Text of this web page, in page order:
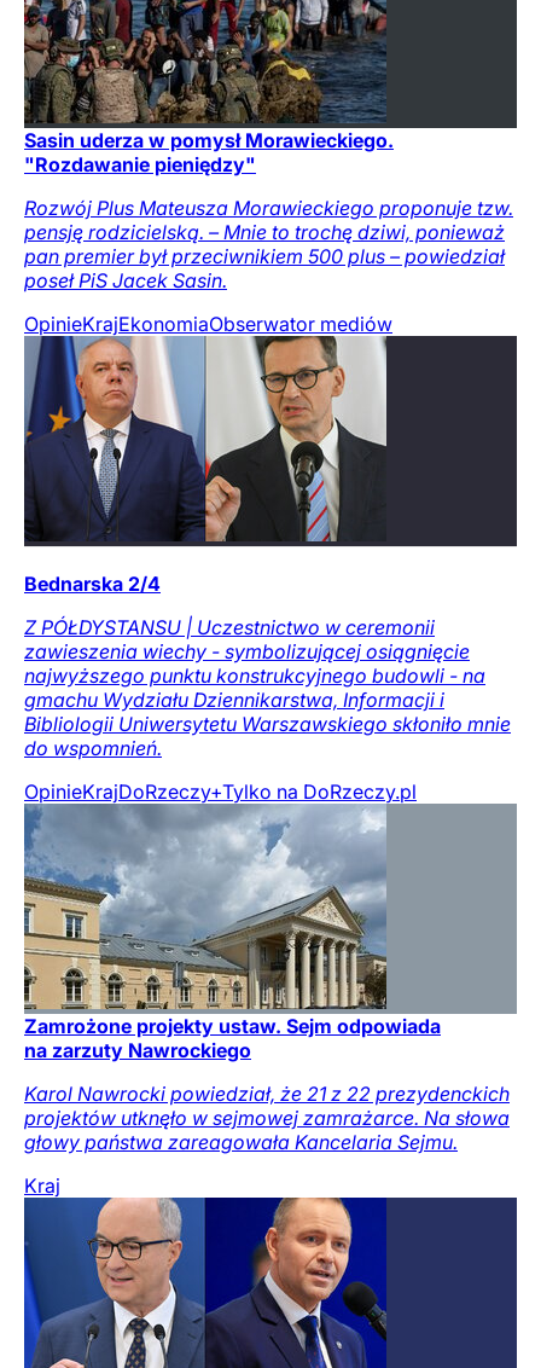
Sasin uderza w pomysł Morawieckiego.
"Rozdawanie pieniędzy"
Rozwój Plus Mateusza Morawieckiego proponuje tzw.
pensję rodzicielską. – Mnie to trochę dziwi, ponieważ
pan premier był przeciwnikiem 500 plus – powiedział
poseł PiS Jacek Sasin.
OpinieKrajEkonomiaObserwator mediów
Bednarska 2/4
Z PÓŁDYSTANSU | Uczestnictwo w ceremonii
zawieszenia wiechy - symbolizującej osiągnięcie
najwyższego punktu konstrukcyjnego budowli - na
gmachu Wydziału Dziennikarstwa, Informacji i
Bibliologii Uniwersytetu Warszawskiego skłoniło mnie
do wspomnień.
OpinieKrajDoRzeczy+Tylko na DoRzeczy.pl
Zamrożone projekty ustaw. Sejm odpowiada
na zarzuty Nawrockiego
Karol Nawrocki powiedział, że 21 z 22 prezydenckich
projektów utknęło w sejmowej zamrażarce. Na słowa
głowy państwa zareagowała Kancelaria Sejmu.
Kraj